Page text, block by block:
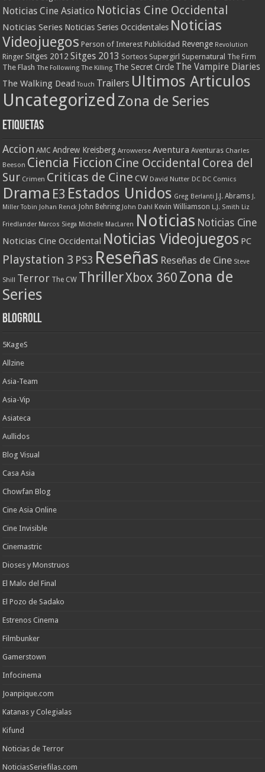
Noticias Cine Asiatico Noticias Cine Occidental
Noticias Series Noticias Series Occidentales Noticias
Videojuegos Person of Interest Publicidad Revenge Revolution
Ringer Sitges 2012 Sitges 2013 Sorteos Supergirl Supernatural The Firm
The Flash The Following The Killing The Secret Circle The Vampire Diaries
The Walking Dead Touch Trailers Ultimos Articulos
Uncategorized Zona de Series
Etiquetas
Accion AMC Andrew Kreisberg Arrowverse Aventura Aventuras Charles
Beeson Ciencia Ficcion Cine Occidental Corea del
Sur Crimen Criticas de Cine CW David Nutter DC DC Comics
Drama E3 Estados Unidos Greg Berlanti J.J. Abrams J.
Miller Tobin Johan Renck John Behring John Dahl Kevin Williamson L.J. Smith Liz
Friedlander Marcos Siega Michelle MacLaren Noticias Noticias Cine
Noticias Cine Occidental Noticias Videojuegos PC
Playstation 3 PS3 Reseñas Reseñas de Cine Steve
Shill Terror The CW ThrillerXbox 360 Zona de
Series
Blogroll
5KageS
Allzine
Asia-Team
Asia-Vip
Asiateca
Aullidos
Blog Visual
Casa Asia
Chowfan Blog
Cine Asia Online
Cine Invisible
Cinemastric
Dioses y Monstruos
El Malo del Final
El Pozo de Sadako
Estrenos Cinema
Filmbunker
Gamerstown
Infocinema
Joanpique.com
Katanas y Colegialas
Kifund
Noticias de Terror
NoticiasSeriefilas.com